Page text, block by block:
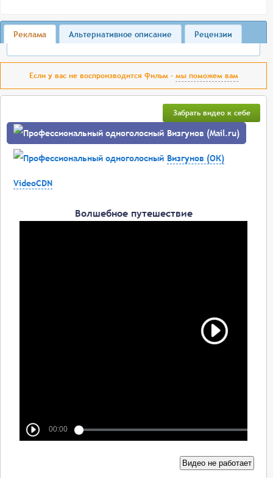
Реклама Альтернативное описание Рецензии
Если у вас не воспроизводится фильм - мы поможем вам
Забрать видео к себе
Визгунов (Mail.ru)
Визгунов (ОК)
VideoCDN
Волшебное путешествие